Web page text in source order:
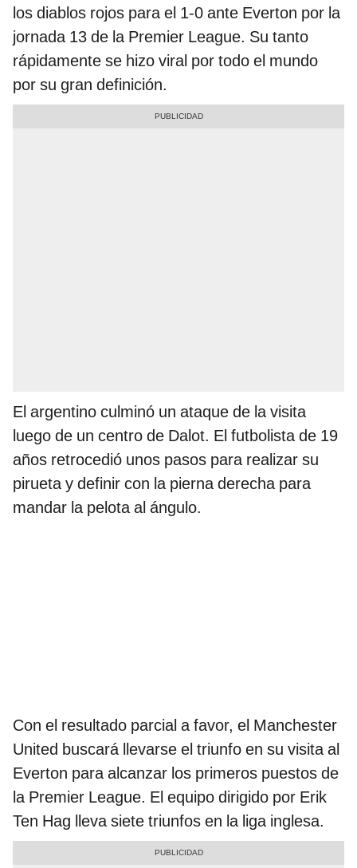
los diablos rojos para el 1-0 ante Everton por la
jornada 13 de la Premier League. Su tanto
rápidamente se hizo viral por todo el mundo
por su gran definición.
El argentino culminó un ataque de la visita
luego de un centro de Dalot. El futbolista de 19
años retrocedió unos pasos para realizar su
pirueta y definir con la pierna derecha para
mandar la pelota al ángulo.
Con el resultado parcial a favor, el Manchester
United buscará llevarse el triunfo en su visita al
Everton para alcanzar los primeros puestos de
la Premier League. El equipo dirigido por Erik
Ten Hag lleva siete triunfos en la liga inglesa.